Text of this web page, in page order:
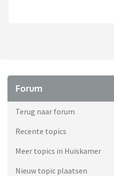
Forum
Terug naar forum
Recente topics
Meer topics in Huiskamer
Nieuw topic plaatsen